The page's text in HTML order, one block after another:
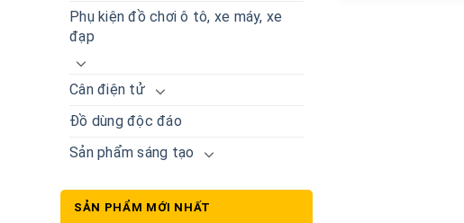
Phụ kiện đồ chơi ô tô, xe máy, xe
đạp
Cân điện tử
Đồ dùng độc đáo
Sản phẩm sáng tạo
SẢN PHẨM MỚI NHẤT